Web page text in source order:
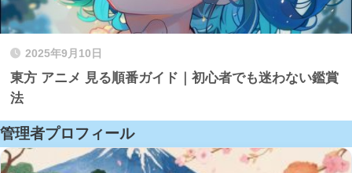
2025年9月10日
東方 アニメ 見る順番ガイド｜初心者でも迷わない鑑賞
法
管理者プロフィール